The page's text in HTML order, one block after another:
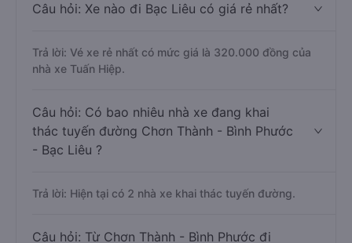
Câu hỏi: Xe nào đi Bạc Liêu có giá rẻ nhất?
Trả lời: Vé xe rẻ nhất có mức giá là 320.000 đồng của
nhà xe Tuấn Hiệp.
Câu hỏi: Có bao nhiêu nhà xe đang khai
thác tuyến đường Chơn Thành - Bình Phước
- Bạc Liêu ?
Trả lời: Hiện tại có 2 nhà xe khai thác tuyến đường.
Câu hỏi: Từ Chơn Thành - Bình Phước đi